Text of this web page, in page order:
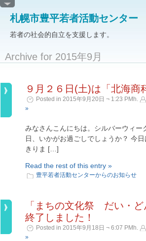
札幌市豊平若者活動センタ
若者の社会的自立を支援します。
Archive for 2015年9月
９月２６日(土)は「北海商
Posted in 2015年9月20日 ¬ 1:23 PMh.
»
みなさんこんにちは。シルバーウィー
日、いかがお過ごしでしょうか？ 今
きりま […]
Read the rest of this entry »
豊平若者活動センターからのお知らせ
「まちの文化祭 だい・
終了しました！
Posted in 2015年9月18日 ¬ 6:07 PMh.
»